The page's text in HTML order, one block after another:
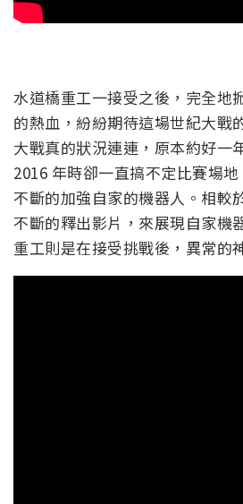
水道橋重工一接受之後，完全地
的熱血，紛紛期待這場世紀大戰
大戰真的狀況連連，原本約好一
2016 年時卻一直搞不定比賽場
不斷的加強自家的機器人。相較
不斷的釋出影片，來展現自家機
重工則是在接受挑戰後，異常的